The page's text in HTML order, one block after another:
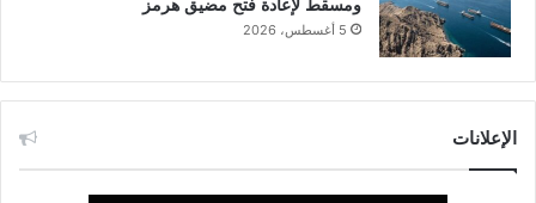
ومسقط لإعادة فتح مضيق هرمز
5 أغسطس، 2026
الإعلانات